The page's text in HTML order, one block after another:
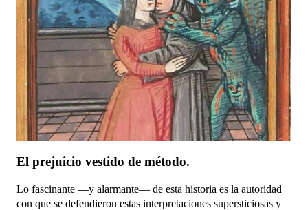
El prejuicio vestido de método.
Lo fascinante —y alarmante— de esta historia es la autoridad
con que se defendieron estas interpretaciones supersticiosas y